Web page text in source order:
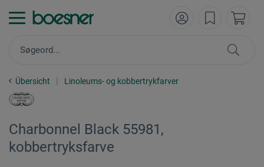
Übersicht Linoleums- og kobbertrykfarver
Charbonnel Black 55981,
kobbertryksfarve